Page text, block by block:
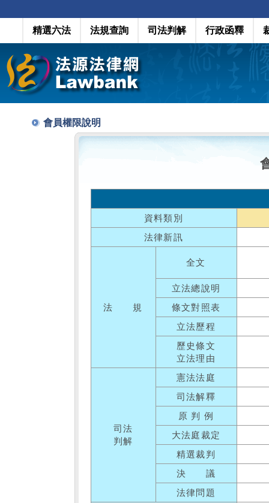
精選六法 法規查詢 司法判解 行政函釋
會員權限說明
資料類別
法律新訊
法 規
全文
立法總說明
條文對照表
立法歷程
歷史條文
立法理由
司法
判解
憲法法庭
司法解釋
原 判 例
大法庭裁定
精選裁判
決 議
法律問題